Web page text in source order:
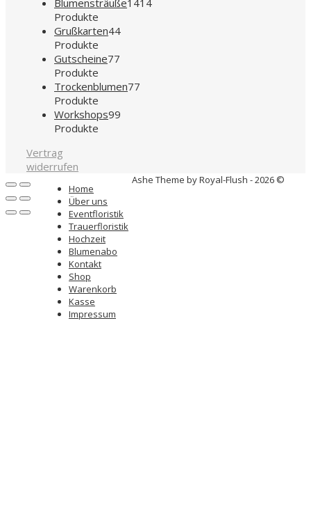
Blumensträuße1414
Produkte
Grußkarten44
Produkte
Gutscheine77
Produkte
Trockenblumen77
Produkte
Workshops99
Produkte
Vertrag
widerrufen
Ashe Theme by Royal-Flush - 2026 ©
Home
Über uns
Eventfloristik
Trauerfloristik
Hochzeit
Blumenabo
Kontakt
Shop
Warenkorb
Kasse
Impressum